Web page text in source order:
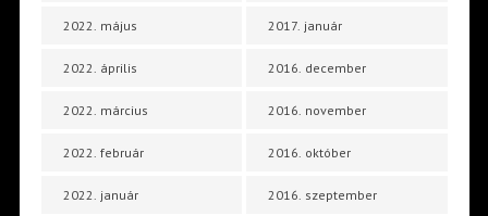
2022. május
2022. április
2022. március
2022. február
2022. január
2017. január
2016. december
2016. november
2016. október
2016. szeptember